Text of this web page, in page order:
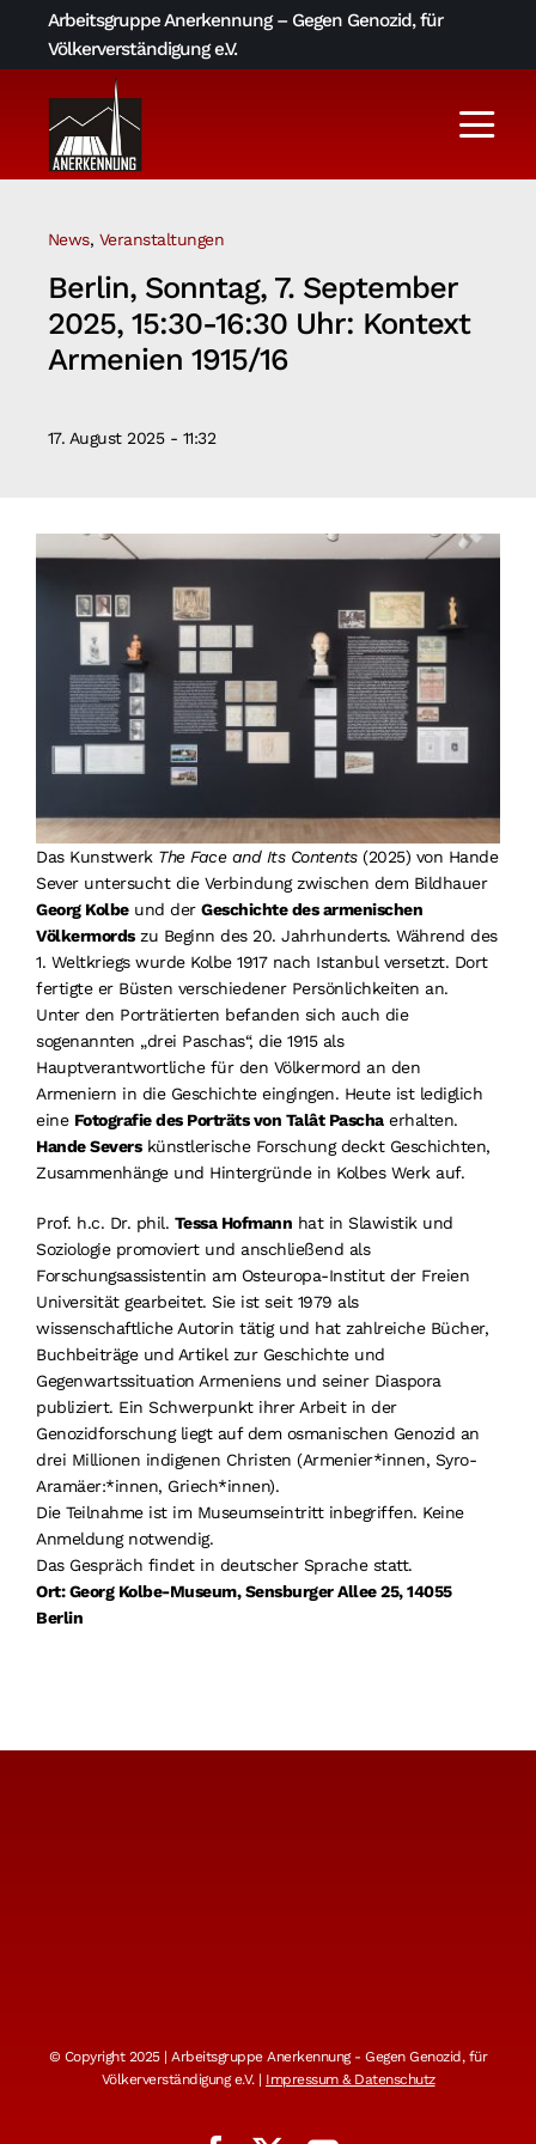
Arbeitsgruppe Anerkennung – Gegen Genozid, für
Völkerverständigung e.V.
Über uns
AGA-Archiv
Suche
nach:
News, Veranstaltungen
Berlin, Sonntag, 7. September
2025, 15:30-16:30 Uhr: Kontext
Armenien 1915/16
17. August 2025 - 11:32
Das Kunstwerk The Face and Its Contents(2025) von Hande
Sever untersucht die Verbindung zwischen dem Bildhauer
Georg Kolbeund der Geschichte des armenischen
Völkermordszu Beginn des 20. Jahrhunderts. Während des
1. Weltkriegs wurde Kolbe 1917 nach Istanbul versetzt. Dort
fertigte er Büsten verschiedener Persönlichkeiten an.
Unter den Porträtierten befanden sich auch die
sogenannten „drei Paschas“, die 1915 als
Hauptverantwortliche für den Völkermord an den
Armeniern in die Geschichte eingingen. Heute ist lediglich
eine Fotografie des Porträts von Talât Paschaerhalten.
Hande Severskünstlerische Forschung deckt Geschichten,
Zusammenhänge und Hintergründe in Kolbes Werk auf.
Prof. h.c. Dr. phil. Tessa Hofmann hat in Slawistik und
Soziologie promoviert und anschließend als
Forschungsassistentin am Osteuropa-Institut der Freien
Universität gearbeitet. Sie ist seit 1979 als
wissenschaftliche Autorin tätig und hat zahlreiche Bücher,
Buchbeiträge und Artikel zur Geschichte und
Gegenwartssituation Armeniens und seiner Diaspora
publiziert. Ein Schwerpunkt ihrer Arbeit in der
Genozidforschung liegt auf dem osmanischen Genozid an
drei Millionen indigenen Christen (Armenier*innen, Syro-
Aramäer:*innen, Griech*innen).
Die Teilnahme ist im Museumseintritt inbegriffen. Keine
Anmeldung notwendig.
Das Gespräch findet in deutscher Sprache statt.
Ort: Georg Kolbe-Museum, Sensburger Allee 25, 14055
Berlin
© Copyright 2025 | Arbeitsgruppe Anerkennung - Gegen Genozid, für
Völkerverständigung e.V. | Impressum & Datenschutz